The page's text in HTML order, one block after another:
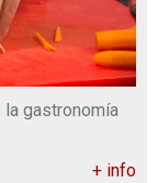
la gastronomía
+ info